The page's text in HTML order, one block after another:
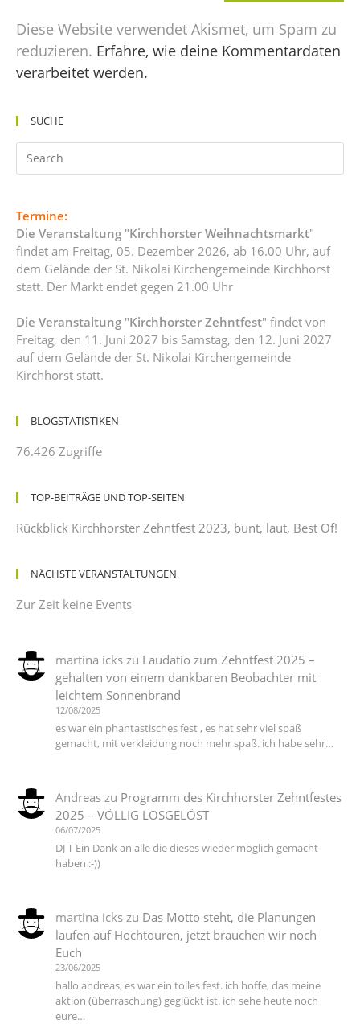
Diese Website verwendet Akismet, um Spam zu
reduzieren. Erfahre, wie deine Kommentardaten
verarbeitet werden.
SUCHE
Termine:
Die Veranstaltung "Kirchhorster Weihnachtsmarkt"
findet am Freitag, 05. Dezember 2026, ab 16.00 Uhr, auf
dem Gelände der St. Nikolai Kirchengemeinde Kirchhorst
statt. Der Markt endet gegen 21.00 Uhr
Die Veranstaltung "Kirchhorster Zehntfest" findet von
Freitag, den 11. Juni 2027 bis Samstag, den 12. Juni 2027
auf dem Gelände der St. Nikolai Kirchengemeinde
Kirchhorst statt.
BLOGSTATISTIKEN
76.426 Zugriffe
TOP-BEITRÄGE UND TOP-SEITEN
Rückblick Kirchhorster Zehntfest 2023, bunt, laut, Best Of!
NÄCHSTE VERANSTALTUNGEN
Zur Zeit keine Events
martina ickszu Laudatio zum Zehntfest 2025 –
gehalten von einem dankbaren Beobachter mit
leichtem Sonnenbrand
12/08/2025
es war ein phantastisches fest , es hat sehr viel spaß
gemacht, mit verkleidung noch mehr spaß. ich habe sehr…
Andreaszu Programm des Kirchhorster Zehntfestes
2025 – VÖLLIG LOSGELÖST
06/07/2025
DJ T Ein Dank an alle die dieses wieder möglich gemacht
haben :-))
martina ickszu Das Motto steht, die Planungen
laufen auf Hochtouren, jetzt brauchen wir noch
Euch
23/06/2025
hallo andreas, es war ein tolles fest. ich hoffe, das meine
aktion (überraschung) geglückt ist. ich sehe heute noch
eure…